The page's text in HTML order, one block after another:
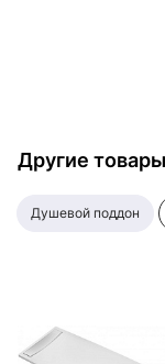
Другие
душевой поддон